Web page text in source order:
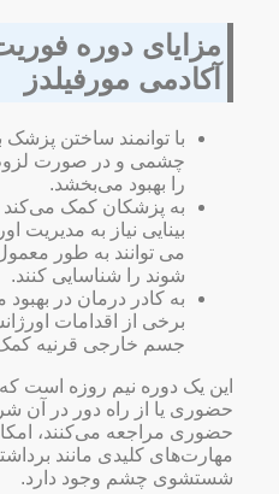
مزایای دوره
آکادمی مورفیلدز
با توانمند ساختن
چشمی و در صورت لزوم
را بهبود می‌بخشد.
به پزشکان کمک می‌کند
بینایی نیاز به مدیریت
می توانند به طور
شوند را شناسایی کنند.
به کادر درمان در
برخی از اقدامات
جسم خارجی قرنیه
این یک دوره نیم روزه است
حضوری یا از راه دور در آن
حضوری مراجعه می‌کنند،
مهارت‌های کلیدی مانند
شستشوی چشم وجود دارد.